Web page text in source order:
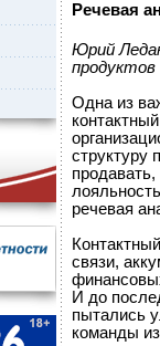
Речевая
Юрий
продуктов
Одна из
структуру
речевая
связи,
И до
пытались
команды